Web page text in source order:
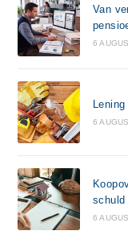
Van
6
6
schuld
6